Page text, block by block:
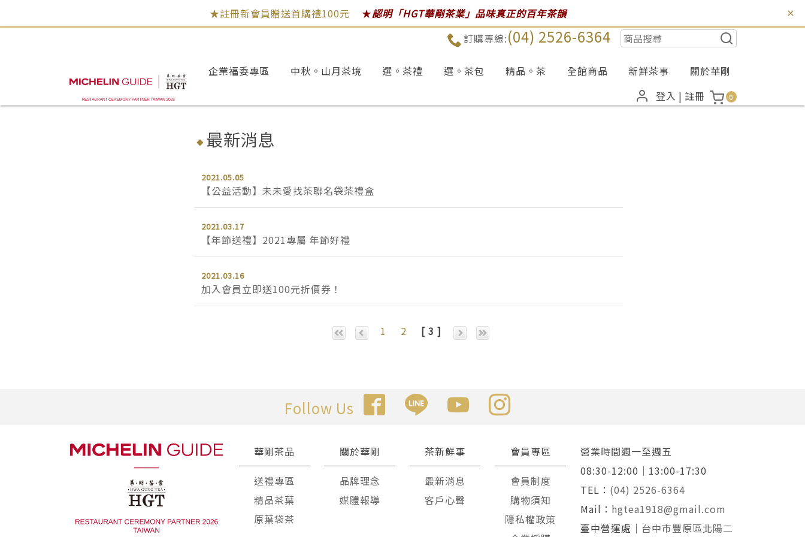
★註冊新會員贈送首購禮100元 ★認明「HGT華剛茶業」品味真正的百年茶韻
訂購專線:(04) 2526-6364
企業福委專區 中秋。山月茶境 選。茶禮 選。茶包 精品。茶 全館商品 新鮮茶事
關於華剛
登入 | 註冊 0
最新消息
2021.05.05
【公益活動】未未愛找茶聯名袋茶禮盒
2021.03.17
【年節送禮】2021專屬 年節好禮
2021.03.16
加入會員立即送100元折價券！
1 2 [ 3 ]
Follow Us
華剛茶品
送禮專區
精品茶葉
原葉袋茶
關於華剛
品牌理念
媒體報導
茶新鮮事
最新消息
客戶心聲
會員專區
會員制度
購物須知
隱私權政策
營業時間週一至週五
08:30-12:00｜13:00-17:30
TEL： (04) 2526-6364
Mail： hgtea1918@gmail.com
臺中營運處｜ 台中市豐原區北陽二